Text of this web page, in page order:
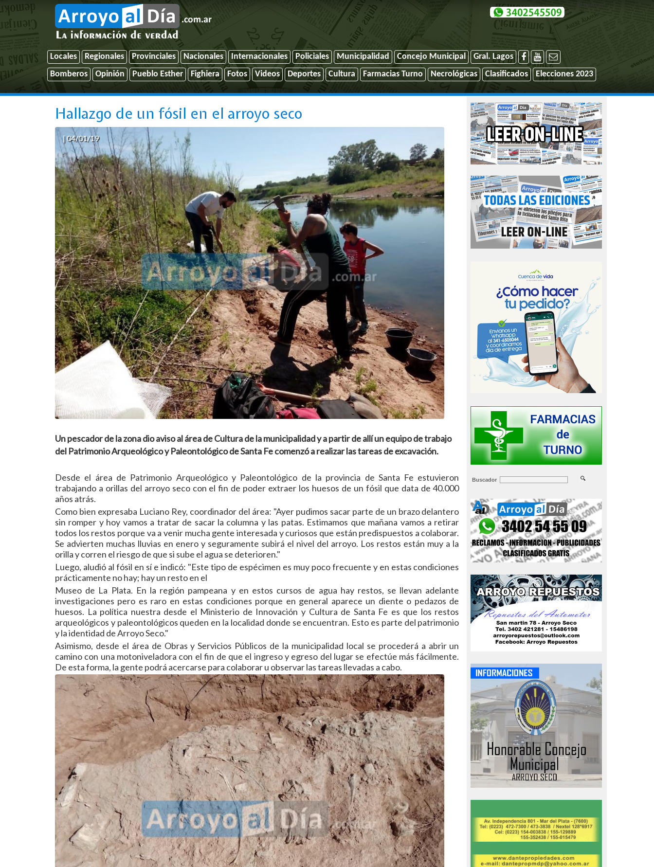
El tiempo
Locales Regionales Provinciales Nacionales Internacionales Policiales Municipalidad Concejo Municipal
Gral. Lagos
Bomberos
Opinión Pueblo Esther Fighiera Fotos Videos Deportes Cultura Farmacias Turno Necrológicas Clasificados Elecciones 2023
Hallazgo de un fósil en el arroyo seco
| 04/01/19
Un pescador de la zona dio aviso al área de Cultura de la municipalidad y a partir de allí un equipo de trabajo
del Patrimonio Arqueológico y Paleontológico de Santa Fe comenzó a realizar las tareas de excavación.
Desde el área de Patrimonio Arqueológico y Paleontológico de la provincia de Santa Fe estuvieron
trabajando a orillas del arroyo seco con el fin de poder extraer los huesos de un fósil que data de 40.000
años atrás.
Como bien expresaba Luciano Rey, coordinador del área: "Ayer pudimos sacar parte de un brazo delantero
sin romper y hoy vamos a tratar de sacar la columna y las patas. Estimamos que mañana vamos a retirar
todos los restos porque va a venir mucha gente interesada y curiosos que están predispuestos a colaborar.
Se advierten muchas lluvias en enero y seguramente subirá el nivel del arroyo. Los restos están muy a la
orilla y corren el riesgo de que si sube el agua se deterioren."
Luego, aludió al fósil en sí e indicó: "Este tipo de espécimen es muy poco frecuente y en estas condiciones
prácticamente no hay; hay un resto en el
Museo de La Plata. En la región pampeana y en estos cursos de agua hay restos, se llevan adelante
investigaciones pero es raro en estas condiciones porque en general aparece un diente o pedazos de
huesos. La política nuestra desde el Ministerio de Innovación y Cultura de Santa Fe es que los restos
arqueológicos y paleontológicos queden en la localidad donde se encuentran. Esto es parte del patrimonio
y la identidad de Arroyo Seco."
Asimismo, desde el área de Obras y Servicios Públicos de la municipalidad local se procederá a abrir un
camino con una motoniveladora con el fin de que el ingreso y egreso del lugar se efectúe más fácilmente.
De esta forma, la gente podrá acercarse para colaborar u observar las tareas llevadas a cabo.
Buscador